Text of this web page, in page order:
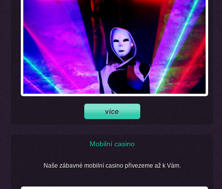
Mobilní casino
Naše zábavné mobilní casino přivezeme až k Vám.